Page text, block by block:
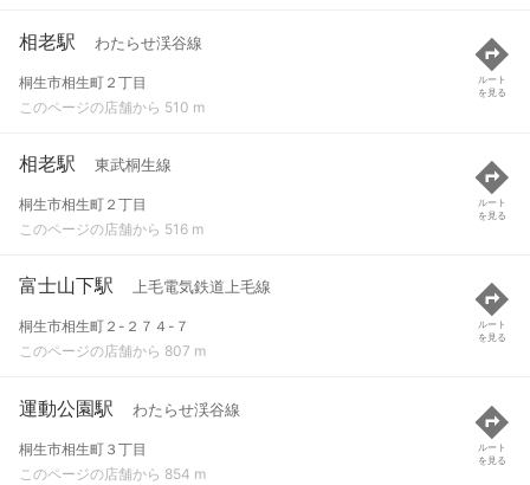
相老駅 わたらせ渓谷線
桐生市相生町２丁目
このページの店舗から 510 m
ルート
を見る
相老駅 東武桐生線
桐生市相生町２丁目
このページの店舗から 516 m
ルート
を見る
富士山下駅 上毛電気鉄道上毛線
桐生市相生町２-２７４-７
このページの店舗から 807 m
ルート
を見る
運動公園駅 わたらせ渓谷線
桐生市相生町３丁目
このページの店舗から 854 m
ルート
を見る